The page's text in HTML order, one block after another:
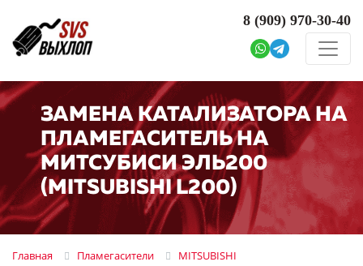
8 (909) 970-30-40
ЗАМЕНА КАТАЛИЗАТОРА НА
ПЛАМЕГАСИТЕЛЬ НА
МИТСУБИСИ ЭЛЬ200
(MITSUBISHI L200)
Главная Пламегасители
MITSUBISHI